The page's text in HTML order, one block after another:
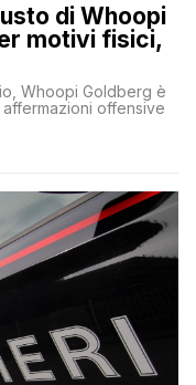
di Whoopi
motivi fisici,
Whoopi Goldberg è
offensive